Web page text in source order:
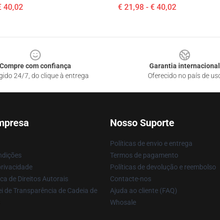
40,02 € 21,98 - € 40,02
Compre com confiança
24/7, do clique à entrega
Garantia internacional
Oferecido no país de
de Direitos Autorais
de Transparência de Cadeia de
Nosso Suporte
Políticas de envio e entrega
Termos de pagamento
Políticas de devolução e reembolso
Contacte-nos
Ajuda ao cliente (FAQ)
Whosale